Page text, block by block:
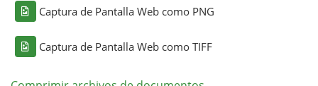
Captura de Pantalla Web como PNG
Captura de Pantalla Web como TIFF